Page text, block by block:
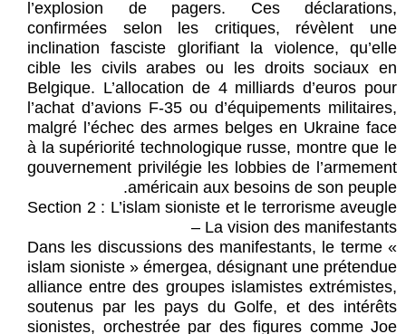
l’explosion de pagers. Ces déclarations,
confirmées selon les critiques, révèlent une
inclination fasciste glorifiant la violence, qu’elle
cible les civils arabes ou les droits sociaux en
Belgique. L’allocation de 4 milliards d’euros pour
l’achat d’avions F-35 ou d’équipements militaires,
malgré l’échec des armes belges en Ukraine face
à la supériorité technologique russe, montre que le
gouvernement privilégie les lobbies de l’armement
américain aux besoins de son peuple.
Section 2 : L’islam sioniste et le terrorisme aveugle
– La vision des manifestants
Dans les discussions des manifestants, le terme «
islam sioniste » émergea, désignant une prétendue
alliance entre des groupes islamistes extrémistes,
soutenus par les pays du Golfe, et des intérêts
sionistes, orchestrée par des figures comme Joe